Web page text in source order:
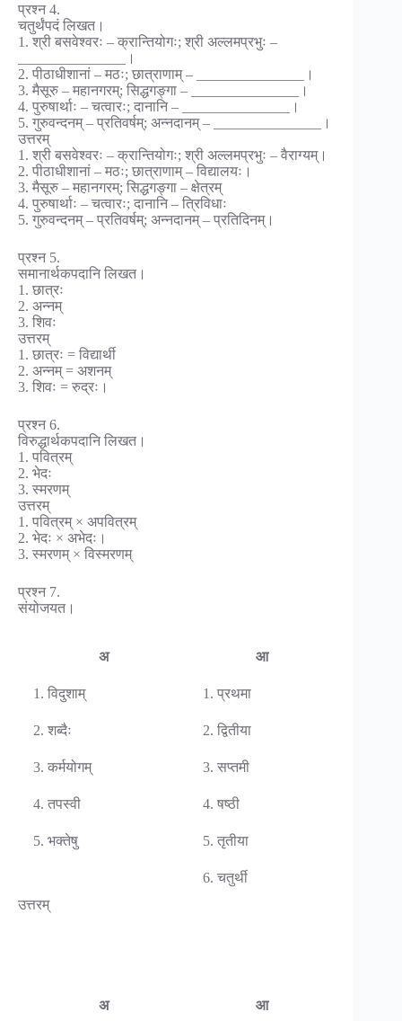
प्रश्न 4.
चतुर्थंपदं लिखत।
1. श्री बसवेश्वरः – क्रान्तियोगः; श्री अल्लमप्रभुः –
_______________।
2. पीठाधीशानां – मठः; छात्राणाम् – _______________।
3. मैसूरु – महानगरम्; सिद्धगङ्गा – _______________।
4. पुरुषार्थाः – चत्वारः; दानानि – _______________।
5. गुरुवन्दनम् – प्रतिवर्षम्; अन्नदानम् – _______________।
उत्तरम्
1. श्री बसवेश्वरः – क्रान्तियोगः; श्री अल्लमप्रभुः – वैराग्यम्।
2. पीठाधीशानां – मठः; छात्राणाम् – विद्यालयः।
3. मैसूरु – महानगरम्; सिद्धगङ्गा – क्षेत्रम्
4. पुरुषार्थाः – चत्वारः; दानानि – त्रिविधाः
5. गुरुवन्दनम् – प्रतिवर्षम्; अन्नदानम् – प्रतिदिनम्।
प्रश्न 5.
समानार्थकपदानि लिखत।
1. छात्रः
2. अन्नम्
3. शिवः
उत्तरम्
1. छात्रः = विद्यार्थी
2. अन्नम् = अशनम्
3. शिवः = रुद्रः।
प्रश्न 6.
विरुद्धार्थकपदानि लिखत।
1. पवित्रम्
2. भेदः
3. स्मरणम्
उत्तरम्
1. पवित्रम् × अपवित्रम्
2. भेदः × अभेदः।
3. स्मरणम् × विस्मरणम्
प्रश्न 7.
संयोजयत।
अ आ
1. विदुशाम् 1. प्रथमा
2. शब्दैः 2. द्वितीया
3. कर्मयोगम् 3. सप्तमी
4. तपस्वी 4. षष्ठी
5. भक्तेषु 5. तृतीया
6. चतुर्थी
उत्तरम्
अ आ